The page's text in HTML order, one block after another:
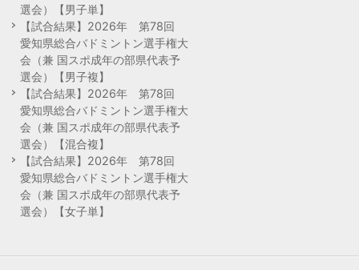
選会）【男子単】
【試合結果】2026年 第78回
愛知県総合バドミントン選手権大
会（兼 国スポ成年の部県代表予
選会）【男子複】
【試合結果】2026年 第78回
愛知県総合バドミントン選手権大
会（兼 国スポ成年の部県代表予
選会）【混合複】
【試合結果】2026年 第78回
愛知県総合バドミントン選手権大
会（兼 国スポ成年の部県代表予
選会）【女子単】